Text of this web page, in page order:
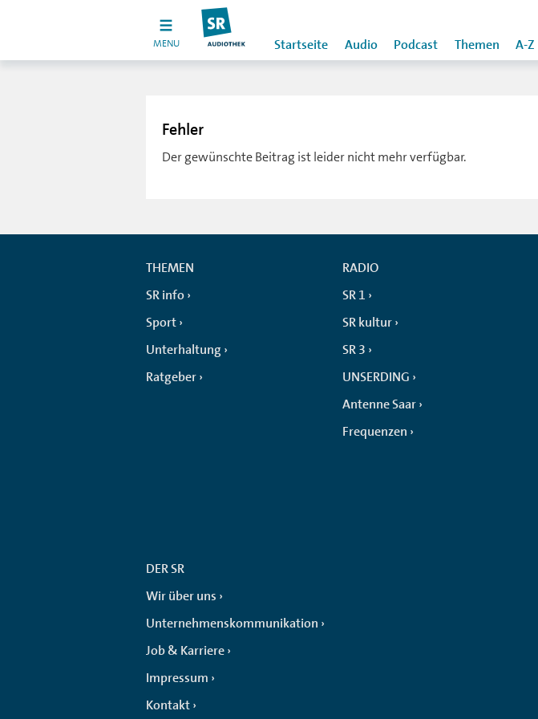
MENU Startseite Audio Podcast Themen A-Z
Fehler
Der gewünschte Beitrag ist leider nicht mehr verfügbar.
THEMEN
SR info
Sport
Unterhaltung
Ratgeber
RADIO
SR 1
SR kultur
SR 3
UNSERDING
Antenne Saar
Frequenzen
DER SR
Wir über uns
Unternehmenskommunikation
Job & Karriere
Impressum
Kontakt